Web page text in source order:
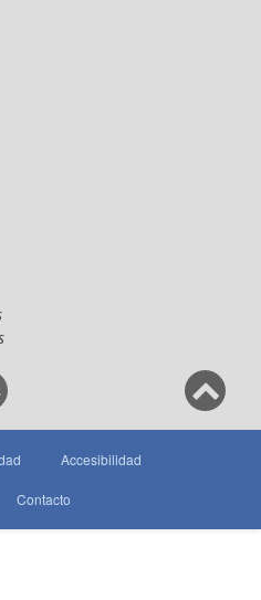
Accesibilidad
Contacto